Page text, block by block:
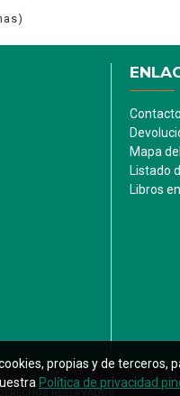
Contacto
Mapa
Listado
Libros
RESERVADOS.
propias y de terceros,
Política de privacidad